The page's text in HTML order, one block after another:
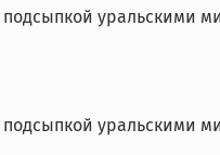
уральскими
уральскими